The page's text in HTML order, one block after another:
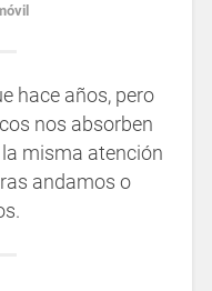
hace años, pero
nos absorben
misma atención
andamos o